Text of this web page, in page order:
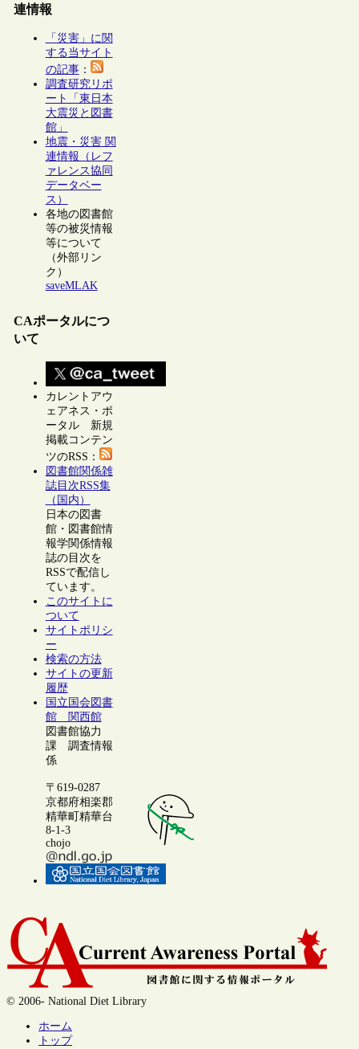
連情報
「災害」に関
する当サイト
の記事：
調査研究リポ
ート「東日本
大震災と図書
館」
地震・災害 関
連情報（レフ
ァレンス協同
データベー
ス）
各地の図書館
等の被災情報
等について
（外部リン
ク）
saveMLAK
CAポータルにつ
いて
カレントアウ
ェアネス・ポ
ータル 新規
掲載コンテン
ツのRSS：
図書館関係雑
誌目次RSS集
（国内）
日本の図書
館・図書館情
報学関係情報
誌の目次を
RSSで配信し
ています。
このサイトに
ついて
サイトポリシ
ー
検索の方法
サイトの更新
履歴
国立国会図書
館 関西館
図書館協力
課 調査情報
係
〒619-0287
京都府相楽郡
精華町精華台
8-1-3
chojo
© 2006- National Diet Library
ホーム
トップ